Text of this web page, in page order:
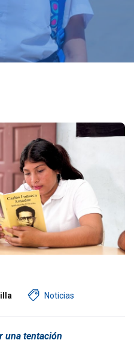
Noticias
una tentación